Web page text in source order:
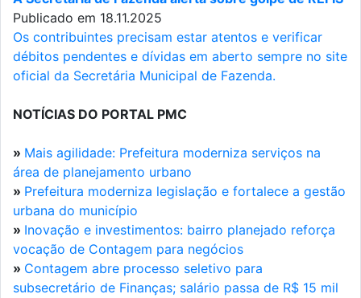
Publicado em 18.11.2025
Os contribuintes precisam estar atentos e verificar
débitos pendentes e dívidas em aberto sempre no site
oficial da Secretária Municipal de Fazenda.
NOTÍCIAS DO PORTAL PMC
» Mais agilidade: Prefeitura moderniza serviços na
área de planejamento urbano
» Prefeitura moderniza legislação e fortalece a gestão
urbana do município
» Inovação e investimentos: bairro planejado reforça
vocação de Contagem para negócios
» Contagem abre processo seletivo para
subsecretário de Finanças; salário passa de R$ 15 mil